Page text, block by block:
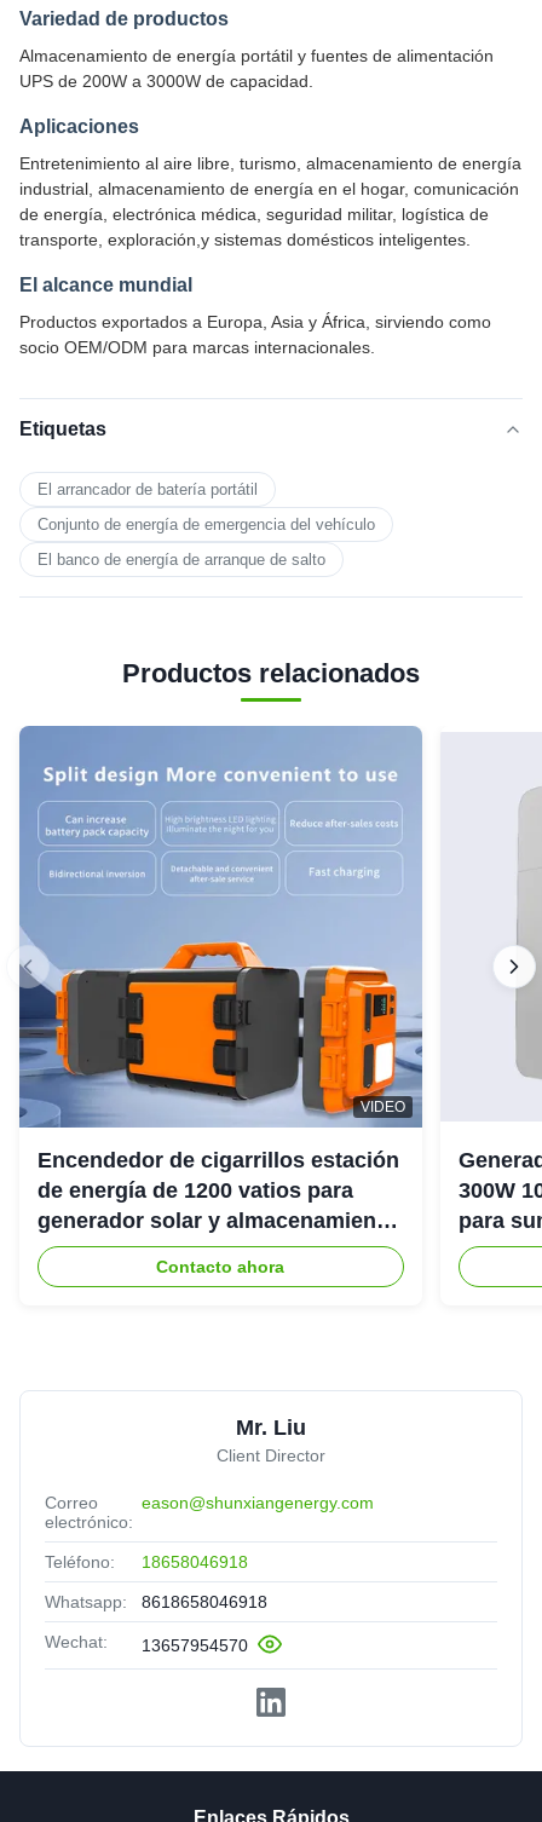
Variedad de productos
Almacenamiento de energía portátil y fuentes de alimentación
UPS de 200W a 3000W de capacidad.
Aplicaciones
Entretenimiento al aire libre, turismo, almacenamiento de energía
industrial, almacenamiento de energía en el hogar, comunicación
de energía, electrónica médica, seguridad militar, logística de
transporte, exploración,y sistemas domésticos inteligentes.
El alcance mundial
Productos exportados a Europa, Asia y África, sirviendo como
socio OEM/ODM para marcas internacionales.
Etiquetas
El arrancador de batería portátil
Conjunto de energía de emergencia del vehículo
El banco de energía de arranque de salto
Productos relacionados
VIDEO
Encendedor de cigarrillos estación
de energía de 1200 vatios para
generador solar y almacenamiento
de energía
Contacto ahora
300W
para
Mr. Liu
Client Director
Correo
electrónico:
eason@shunxiangenergy.com
Teléfono: 18658046918
Whatsapp: 8618658046918
Wechat: 13657954570